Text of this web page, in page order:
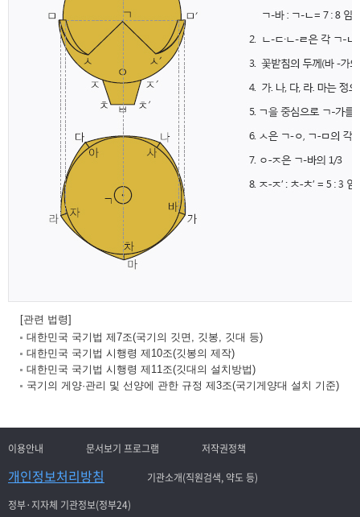
[관련 법령]
대한민국 국기법 제7조(국기의 깃면, 깃봉, 깃대 등)
대한민국 국기법 시행령 제10조(깃봉의 제작)
대한민국 국기법 시행령 제11조(깃대의 설치방법)
국기의 게양·관리 및 선양에 관한 규정 제3조(국기게양대 설치 기준)
이용안내 문서보기 프로그램 저작권정책
개인정보처리방침
기관소개(직원검색, 약도 등)
정부·지자체 기관정보(정부24)